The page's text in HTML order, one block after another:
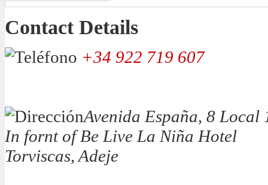
Contact Details
+34 922 719 607
Avenida España, 8 Local
In fornt of Be Live La Niña Hotel
Torviscas, Adeje